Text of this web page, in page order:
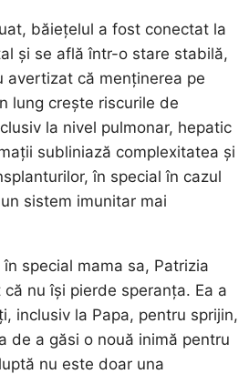
băiețelul a fost conectat la
și se află într-o stare stabilă,
avertizat că menținerea pe
lung crește riscurile de
la nivel pulmonar, hepatic
subliniază complexitatea și
în special în cazul
sistem imunitar mai
special mama sa, Patrizia
nu își pierde speranța. Ea a
inclusiv la Papa, pentru sprijin,
de a găsi o nouă inimă pentru
nu este doar una